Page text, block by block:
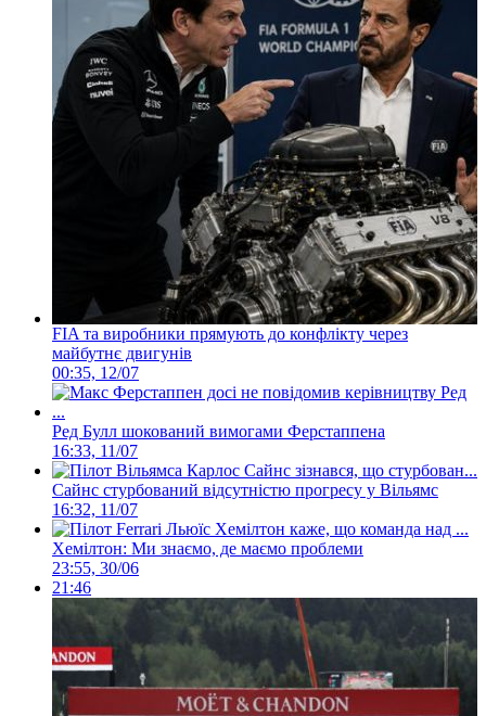
FIA та виробники прямують до конфлікту через
майбутнє двигунів
00:35, 12/07
Ред Булл шокований вимогами Ферстаппена
16:33, 11/07
Сайнс стурбований відсутністю прогресу у Вільямс
16:32, 11/07
Хемілтон: Ми знаємо, де маємо проблеми
23:55, 30/06
21:46